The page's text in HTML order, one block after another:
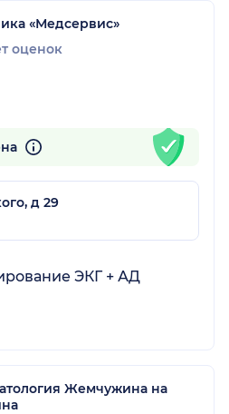
«Медсервис»
оценок
д 29
ЭКГ + АД
Жемчужина на